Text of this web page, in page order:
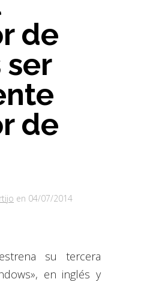
de
ser
de
en 04/07/2014
su tercera
en inglés y